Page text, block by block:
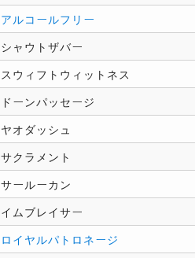
アルコールフリー
シャウトザバー
スウィフトウィットネス
ドーンパッセージ
ヤオダッシュ
サクラメント
サールーカン
イムブレイサー
ロイヤルパトロネージ